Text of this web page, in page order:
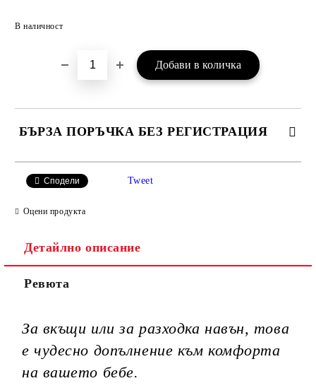
В наличност
БЪРЗА ПОРЪЧКА БЕЗ РЕГИСТРАЦИЯ
Сподели Tweet
Оцени продукта
Детайлно описание
Ревюта
За вкъщи или за разходка навън, това
е чудесно допълнение към комфорта
на вашето бебе.